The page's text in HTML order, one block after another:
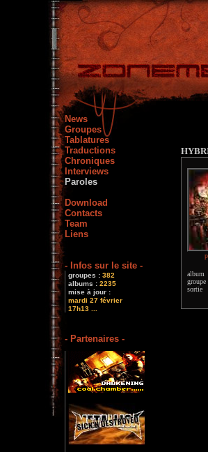
News
Groupes
Tablatures
Traductions
Chroniques
Interviews
Paroles
Download
Contacts
Team
Liens
- Infos sur le site -
groupes : 382
albums : 2235
mise à jour :
mardi 27 février
17h13 ...
- Partenaires -
album
groupe
sortie